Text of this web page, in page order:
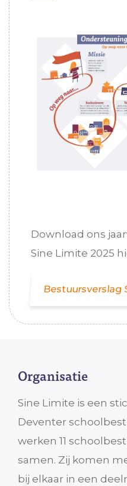
Download ons
Sine Limite 2025
Bestuursverslag
Organisatie
Sine Limite is een
Deventer
werken 11
samen. Zij komen
bij elkaar in een